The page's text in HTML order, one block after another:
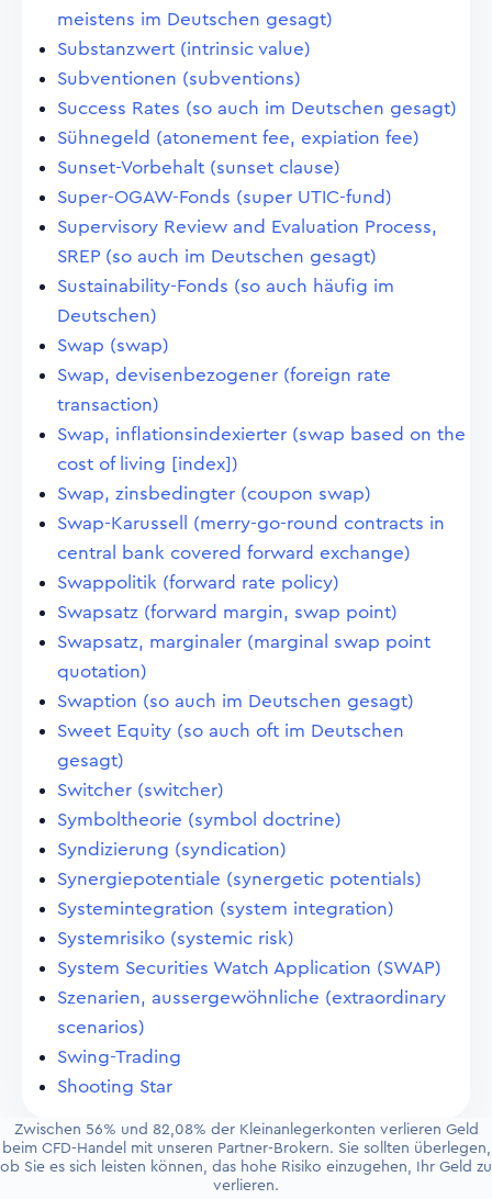
meistens im Deutschen gesagt)
Substanzwert (intrinsic value)
Subventionen (subventions)
Success Rates (so auch im Deutschen gesagt)
Sühnegeld (atonement fee, expiation fee)
Sunset-Vorbehalt (sunset clause)
Super-OGAW-Fonds (super UTIC-fund)
Supervisory Review and Evaluation Process,
SREP (so auch im Deutschen gesagt)
Sustainability-Fonds (so auch häufig im
Deutschen)
Swap (swap)
Swap, devisenbezogener (foreign rate
transaction)
Swap, inflationsindexierter (swap based on the
cost of living [index])
Swap, zinsbedingter (coupon swap)
Swap-Karussell (merry-go-round contracts in
central bank covered forward exchange)
Swappolitik (forward rate policy)
Swapsatz (forward margin, swap point)
Swapsatz, marginaler (marginal swap point
quotation)
Swaption (so auch im Deutschen gesagt)
Sweet Equity (so auch oft im Deutschen
gesagt)
Switcher (switcher)
Symboltheorie (symbol doctrine)
Syndizierung (syndication)
Synergiepotentiale (synergetic potentials)
Systemintegration (system integration)
Systemrisiko (systemic risk)
System Securities Watch Application (SWAP)
Szenarien, aussergewöhnliche (extraordinary
scenarios)
Swing-Trading
Shooting Star
Zwischen 56% und 82,08% der Kleinanlegerkonten verlieren Geld
beim CFD-Handel mit unseren Partner-Brokern. Sie sollten überlegen,
ob Sie es sich leisten können, das hohe Risiko einzugehen, Ihr Geld zu
verlieren.